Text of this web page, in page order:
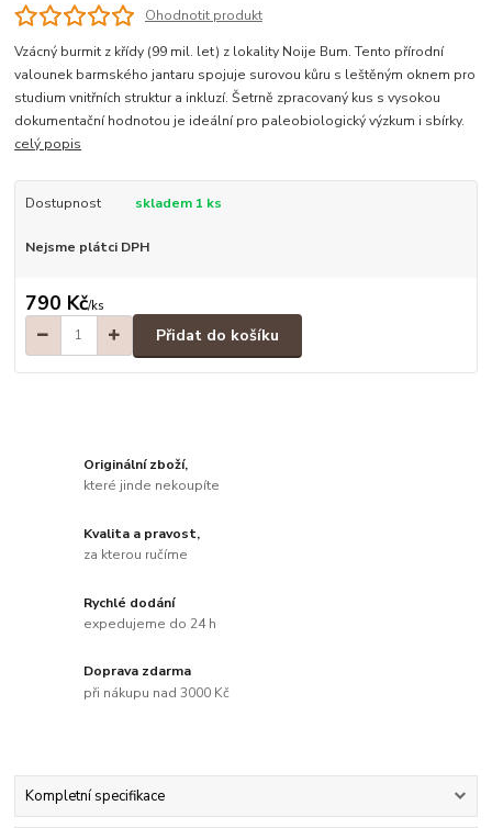
Ohodnotit produkt
Vzácný burmit z křídy (99 mil. let) z lokality Noije Bum. Tento přírodní
valounek barmského jantaru spojuje surovou kůru s leštěným oknem pro
studium vnitřních struktur a inkluzí. Šetrně zpracovaný kus s vysokou
dokumentační hodnotou je ideální pro paleobiologický výzkum i sbírky.
celý popis
Dostupnost skladem 1 ks
Nejsme plátci DPH
790 Kč/ks
Přidat do košíku
Originální zboží,
které jinde nekoupíte
Kvalita a pravost,
za kterou ručíme
Rychlé dodání
expedujeme do 24 h
Doprava zdarma
při nákupu nad 3000 Kč
Kompletní specifikace